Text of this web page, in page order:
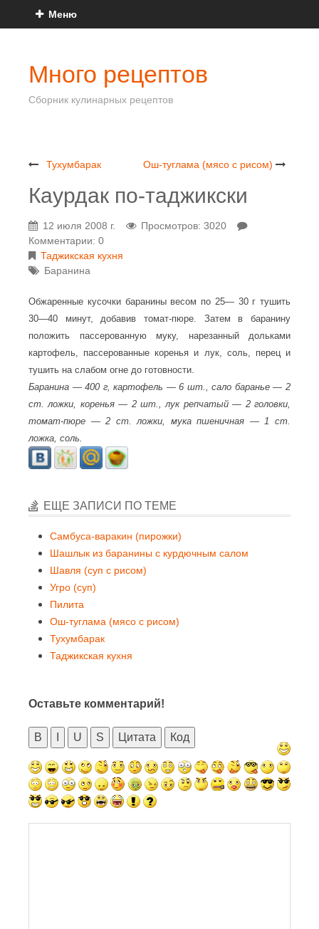
Меню
Много рецептов
Сборник кулинарных рецептов
Тухумбарак Ош-туглама (мясо с рисом)
Каурдак по-таджикски
12 июля 2008 г.
Просмотров: 3020
Комментарии: 0
Таджикская кухня
Баранина
Обжаренные кусочки баранины весом по 25— 30 г тушить
30—40 минут, добавив томат-пюре. Затем в баранину
положить пассерованную муку, нарезанный дольками
картофель, пассерованные коренья и лук, соль, перец и
тушить на слабом огне до готовности.
Баранина — 400 г, картофель — 6 шт., сало баранье — 2
ст. ложки, коренья — 2 шт., лук репчатый — 2 головки,
томат-пюре — 2 ст. ложки, мука пшеничная — 1 ст.
ложка, соль.
ЕЩЕ ЗАПИСИ ПО ТЕМЕ
Самбуса-варакин (пирожки)
Шашлык из баранины с курдючным салом
Шавля (суп с рисом)
Угро (суп)
Пилита
Ош-туглама (мясо с рисом)
Тухумбарак
Таджикская кухня
Оставьте комментарий!
B U S Цитата Код